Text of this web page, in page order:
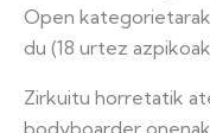
Open
du (18 urtez
Zirkuitu horretatik